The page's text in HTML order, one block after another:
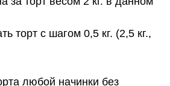
торт с шагом 0,5 кг. (2,5 кг.,
любой начинки без